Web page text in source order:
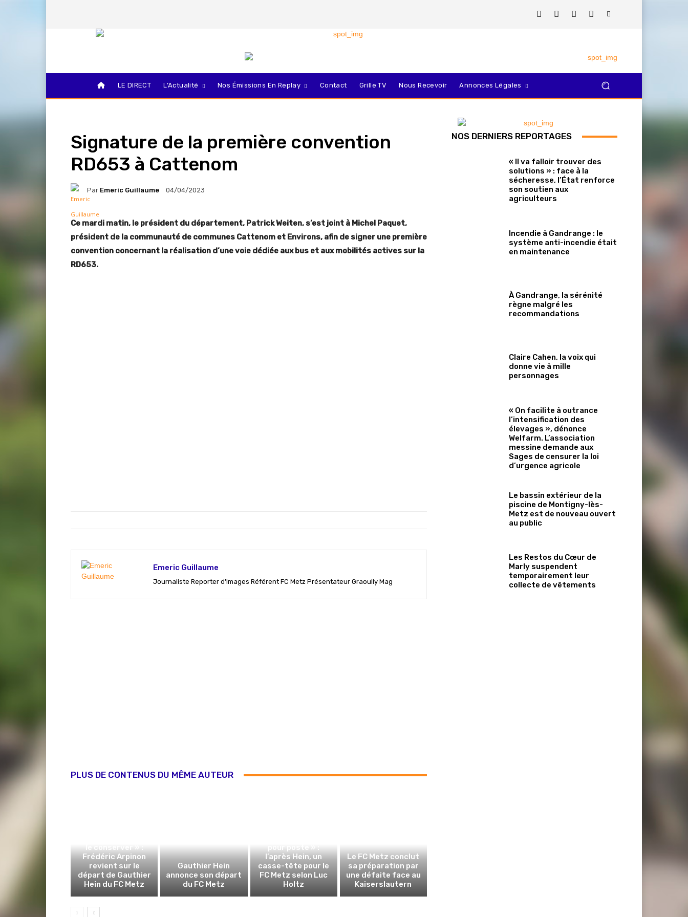
LE DIRECT L’Actualité Nos Émissions En Replay Contact Grille TV Nous Recevoir Annonces Légales
Signature de la première convention
RD653 à Cattenom
Par Emeric Guillaume 04/04/2023
Ce mardi matin, le président du département, Patrick Weiten, s’est joint à Michel Paquet,
président de la communauté de communes Cattenom et Environs, afin de signer une première
convention concernant la réalisation d’une voie dédiée aux bus et aux mobilités actives sur la
RD653.
Emeric Guillaume
Journaliste Reporter d'Images Référent FC Metz Présentateur Graoully Mag
PLUS DE CONTENUS DU MÊME AUTEUR
le conserver » :
Frédéric Arpinon
revient sur le
départ de Gauthier
Hein du FC Metz
Gauthier Hein
annonce son départ
du FC Metz
pour poste » :
l’après Hein, un
casse-tête pour le
FC Metz selon Luc
Holtz
Le FC Metz conclut
sa préparation par
une défaite face au
Kaiserslautern
NOS DERNIERS REPORTAGES
« Il va falloir trouver des
solutions » : face à la
sécheresse, l’État renforce
son soutien aux
agriculteurs
Incendie à Gandrange : le
système anti-incendie était
en maintenance
À Gandrange, la sérénité
règne malgré les
recommandations
Claire Cahen, la voix qui
donne vie à mille
personnages
« On facilite à outrance
l’intensification des
élevages », dénonce
Welfarm. L’association
messine demande aux
Sages de censurer la loi
d’urgence agricole
Le bassin extérieur de la
piscine de Montigny-lès-
Metz est de nouveau ouvert
au public
Les Restos du Cœur de
Marly suspendent
temporairement leur
collecte de vêtements